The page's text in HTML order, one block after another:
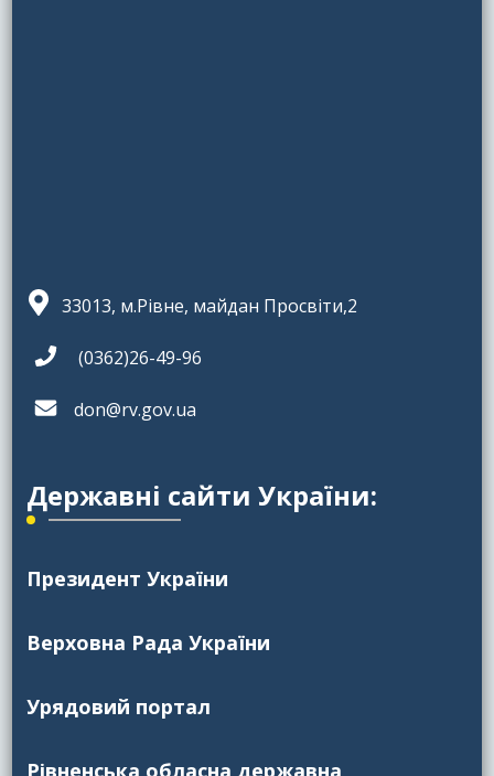
33013, м.Рівне, майдан Просвіти,2
(0362)26-49-96
don@rv.gov.ua
Державні сайти України:
Президент України
Верховна Рада України
Урядовий портал
Рівненська обласна державна